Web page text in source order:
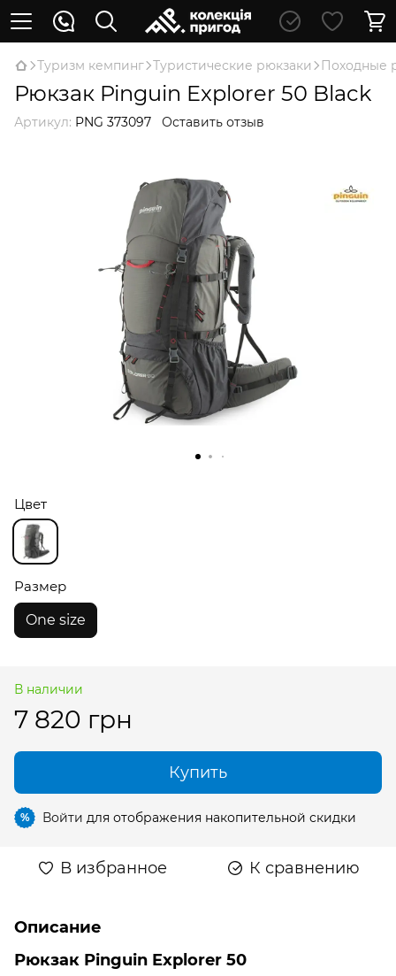
Туризм кемпинг Туристические рюкзаки Походные
Рюкзак Pinguin Explorer 50 Black
Артикул: PNG 373097 Оставить отзыв
Цвет
Размер
One size
В наличии
7 820 грн
Купить
% Войти для отображения накопительной скидки
В избранное К сравнению
Описание
Рюкзак Pinguin Explorer 50